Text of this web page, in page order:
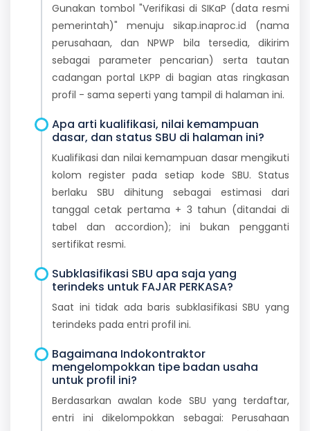
Gunakan tombol "Verifikasi di SIKaP (data resmi
pemerintah)" menuju sikap.inaproc.id (nama
perusahaan, dan NPWP bila tersedia, dikirim
sebagai parameter pencarian) serta tautan
cadangan portal LKPP di bagian atas ringkasan
profil - sama seperti yang tampil di halaman ini.
Apa arti kualifikasi, nilai kemampuan
dasar, dan status SBU di halaman ini?
Kualifikasi dan nilai kemampuan dasar mengikuti
kolom register pada setiap kode SBU. Status
berlaku SBU dihitung sebagai estimasi dari
tanggal cetak pertama + 3 tahun (ditandai di
tabel dan accordion); ini bukan pengganti
sertifikat resmi.
Subklasifikasi SBU apa saja yang
terindeks untuk FAJAR PERKASA?
Saat ini tidak ada baris subklasifikasi SBU yang
terindeks pada entri profil ini.
Bagaimana Indokontraktor
mengelompokkan tipe badan usaha
untuk profil ini?
Berdasarkan awalan kode SBU yang terdaftar,
entri ini dikelompokkan sebagai: Perusahaan